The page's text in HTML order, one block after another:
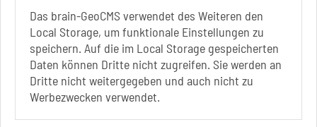
Das brain-GeoCMS verwendet des Weiteren den
Local Storage, um funktionale Einstellungen zu
speichern. Auf die im Local Storage gespeicherten
Daten können Dritte nicht zugreifen. Sie werden an
Dritte nicht weitergegeben und auch nicht zu
Werbezwecken verwendet.
info[at]solepark.de
www.visitschoenebeck.de
Infos zur Barrierefreiheit